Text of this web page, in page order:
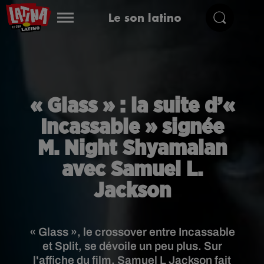
Le son latino
« Glass » : la suite d’«
Incassable » signée
M. Night Shyamalan
avec Samuel L.
Jackson
« Glass », le crossover entre Incassable
et Split, se dévoile un peu plus. Sur
l'affiche du film, Samuel L Jackson fait